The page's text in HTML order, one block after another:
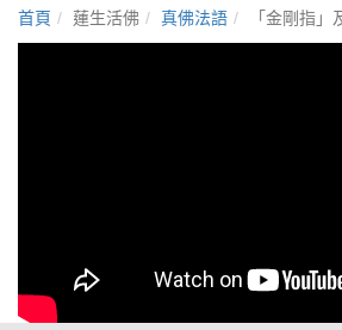
首頁 蓮生活佛 真佛法語 「金剛指